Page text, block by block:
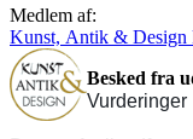
Medlem af:
Kunst, Antik & Design
Besked fra
Vurderinger